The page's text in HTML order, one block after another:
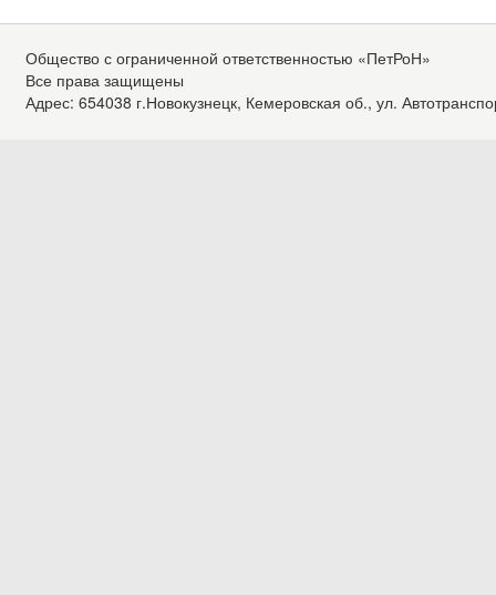
Общество с ограниченной ответственностью «ПетРоН»
Все права защищены
Адрес: 654038 г.Новокузнецк, Кемеровская об., ул.